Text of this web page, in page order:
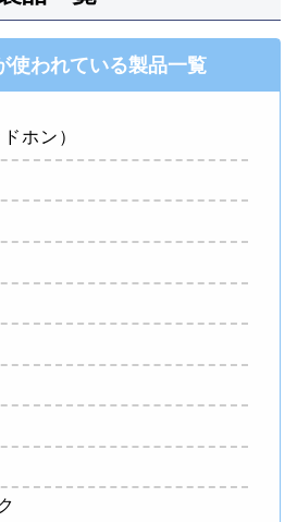
使われている製品一覧
ホン）